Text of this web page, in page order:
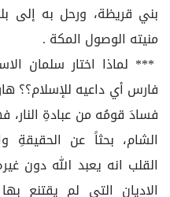
بني قريظة، ورحل به إلى
منيته الوصول المكة .
*** لماذا اختار سلمان
فارس أي داعيه للإسلام؟؟
فسادَ قومُه من عبادةِ النار،
الشام، بحثاً عن الحقيقةِ
القلب انه يعبد الله دون
الاديان التي لم يقتنع